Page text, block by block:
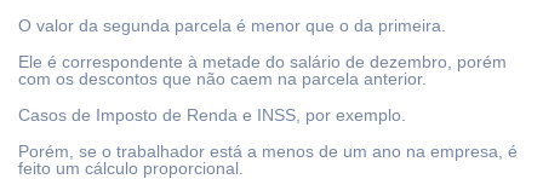
O valor da segunda parcela é menor que o da primeira.
Ele é correspondente à metade do salário de dezembro, porém
com os descontos que não caem na parcela anterior.
Casos de Imposto de Renda e INSS, por exemplo.
Porém, se o trabalhador está a menos de um ano na empresa, é
feito um cálculo proporcional.